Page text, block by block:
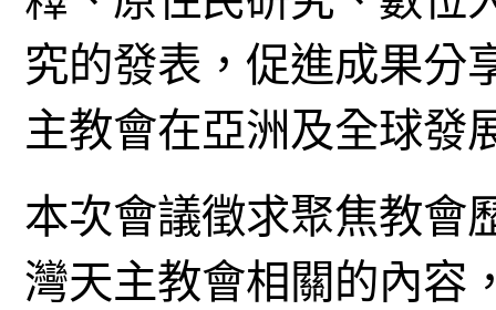
究的發表，促進成果分
主教會在亞洲及全球發
本次會議徵求聚焦教會
灣天主教會相關的內容